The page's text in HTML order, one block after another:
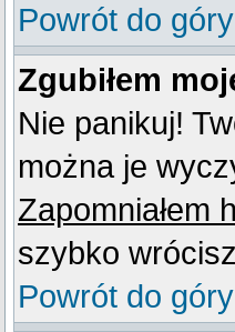
Powrót do góry
Zgubiłem
Nie panikuj!
można je
Zapomniałem
szybko
Powrót do góry